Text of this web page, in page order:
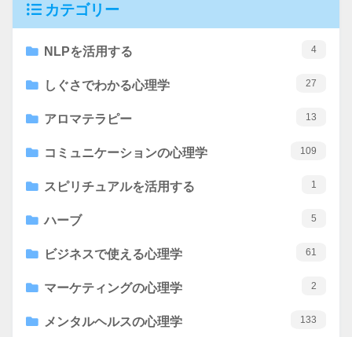
カテゴリー
NLPを活用する 4
しぐさでわかる心理学 27
アロマテラピー 13
コミュニケーションの心理学 109
スピリチュアルを活用する 1
ハーブ 5
ビジネスで使える心理学 61
マーケティングの心理学 2
メンタルヘルスの心理学 133